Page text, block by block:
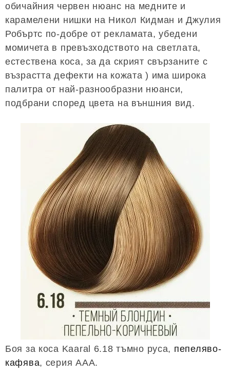
обичайния червен нюанс на медните и
карамелени нишки на Никол Кидман и Джулия
Робъртс по-добре от рекламата, убедени
момичета в превъзходството на светлата,
естествена коса, за да скрият свързаните с
възрастта дефекти на кожата ) има широка
палитра от най-разнообразни нюанси,
подбрани според цвета на външния вид.
Боя за коса Kaaral 6.18 тъмно руса, пепеляво-
кафява, серия AAA.